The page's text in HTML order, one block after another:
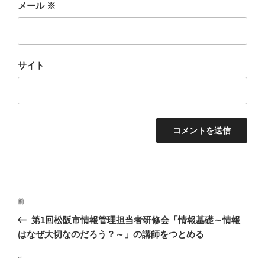
メール ※
サイト
投
ナ
前
の
投
前
第1回松阪市情報管理担当者研修会「情報基礎～情報
はなぜ大切なのだろう？～」の講師をつとめる